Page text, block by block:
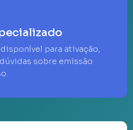
para ativação,
sobre emissão